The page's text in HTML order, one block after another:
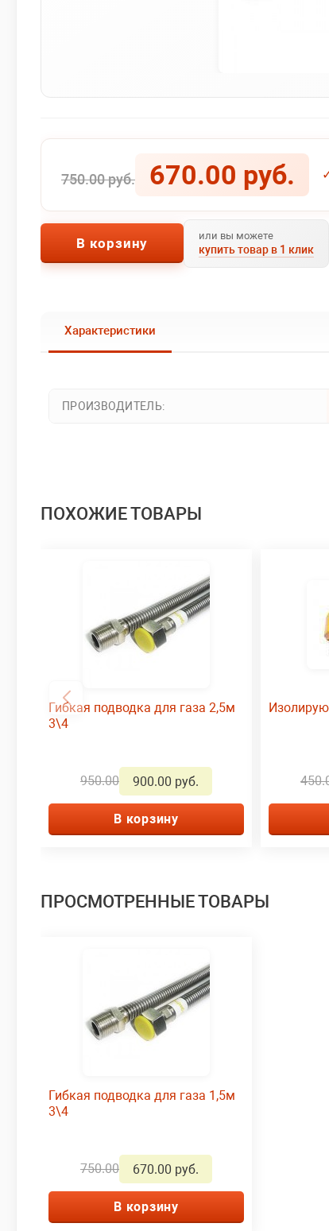
750.00 руб. 670.00 руб.
В корзину или вы можете
купить товар в 1 клик
Характеристики
ПРОИЗВОДИТЕЛЬ:
ПОХОЖИЕ ТОВАРЫ
Гибкая подводка для газа 2,5м
3\4
950.00 900.00 руб.
В корзину
ПРОСМОТРЕННЫЕ ТОВАРЫ
Гибкая подводка для газа 1,5м
3\4
750.00 670.00 руб.
В корзину